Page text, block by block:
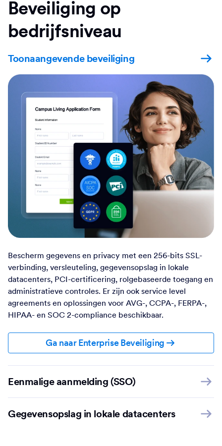
Beveiliging op
bedrijfsniveau
Toonaangevende beveiliging
Bescherm gegevens en privacy met een 256-bits SSL-
verbinding, versleuteling, gegevensopslag in lokale
datacenters, PCI-certificering, rolgebaseerde toegang en
administratieve controles. Er zijn ook service level
agreements en oplossingen voor AVG-, CCPA-, FERPA-,
HIPAA- en SOC 2-compliance beschikbaar.
Ga naar Enterprise Beveiliging
Eenmalige aanmelding (SSO)
Gegevensopslag in lokale datacenters